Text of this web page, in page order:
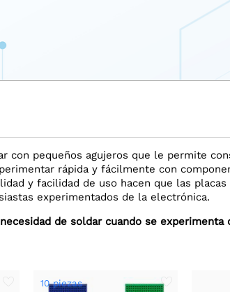
con pequeños agujeros que le permite
rápida y fácilmente con
y facilidad de uso hacen que las placas
experimentados de la electrónica.
de soldar cuando se experimenta
10 piezas